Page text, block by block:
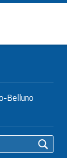
Belluno